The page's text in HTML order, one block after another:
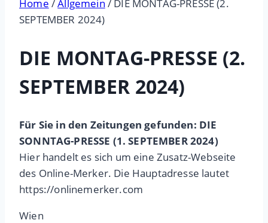
Home /Allgemein / DIE MONTAG-PRESSE (2.
SEPTEMBER 2024)
DIE MONTAG-PRESSE (2.
SEPTEMBER 2024)
Für Sie in den Zeitungen gefunden: DIE
SONNTAG-PRESSE (1. SEPTEMBER 2024)
Hier handelt es sich um eine Zusatz-Webseite
des Online-Merker. Die Hauptadresse lautet
https://onlinemerker.com
Wien